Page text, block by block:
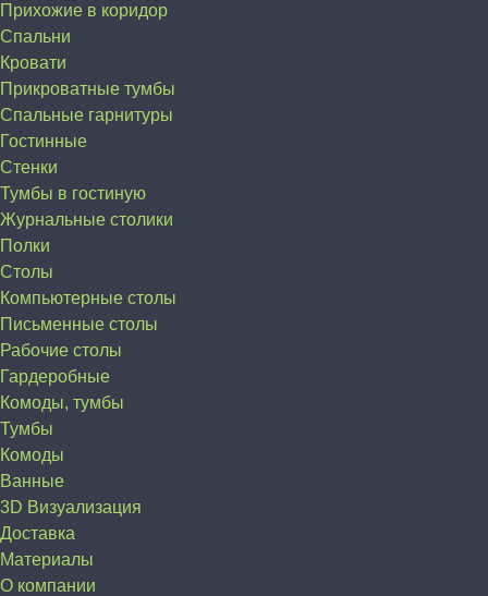
Прихожие в коридор
Спальни
Кровати
Прикроватные тумбы
Спальные гарнитуры
Гостинные
Стенки
Тумбы в гостиную
Журнальные столики
Полки
Столы
Компьютерные столы
Письменные столы
Рабочие столы
Гардеробные
Комоды, тумбы
Тумбы
Комоды
Ванные
3D Визуализация
Доставка
Материалы
О компании